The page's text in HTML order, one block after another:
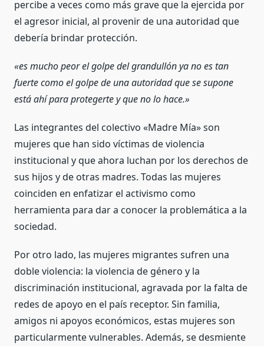
percibe a veces como más grave que la ejercida por
el agresor inicial, al provenir de una autoridad que
debería brindar protección.
«es mucho peor el golpe del grandullón ya no es tan
fuerte como el golpe de una autoridad que se supone
está ahí para protegerte y que no lo hace.»
Las integrantes del colectivo «Madre Mía» son
mujeres que han sido víctimas de violencia
institucional y que ahora luchan por los derechos de
sus hijos y de otras madres. Todas las mujeres
coinciden en enfatizar el activismo como
herramienta para dar a conocer la problemática a la
sociedad.
Por otro lado, las mujeres migrantes sufren una
doble violencia: la violencia de género y la
discriminación institucional, agravada por la falta de
redes de apoyo en el país receptor. Sin familia,
amigos ni apoyos económicos, estas mujeres son
particularmente vulnerables. Además, se desmiente